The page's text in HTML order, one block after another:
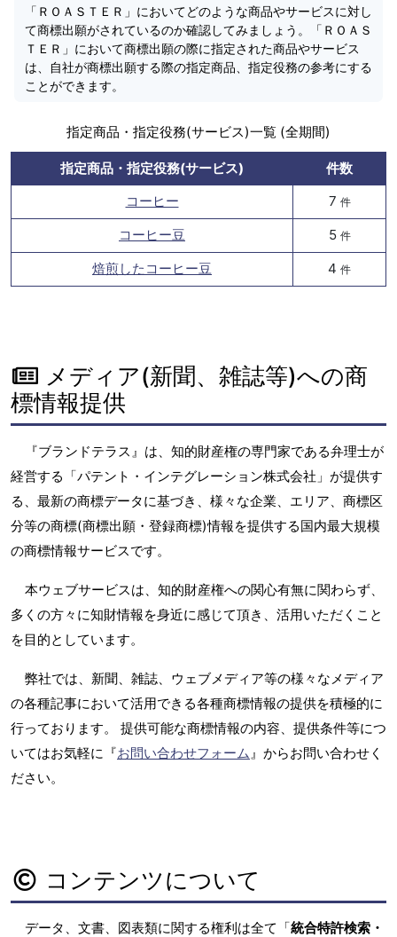
「ＲＯＡＳＴＥＲ」においてどのような商品やサービスに対し
て商標出願がされているのか確認してみましょう。「ＲＯＡＳ
ＴＥＲ」において商標出願の際に指定された商品やサービス
は、自社が商標出願する際の指定商品、指定役務の参考にする
ことができます。
指定商品・指定役務(サービス)一覧 (全期間)
指定商品・指定役務(サービス)
件数
コーヒー
7 件
コーヒー豆 5 件
焙煎したコーヒー豆 4 件
メディア(新聞、雑誌等)への商
標情報提供
『ブランドテラス』は、知的財産権の専門家である弁理士が
経営する「パテント・インテグレーション株式会社」が提供す
る、最新の商標データに基づき、様々な企業、エリア、商標区
分等の商標(商標出願・登録商標)情報を提供する国内最大規模
の商標情報サービスです。
本ウェブサービスは、知的財産権への関心有無に関わらず、
多くの方々に知財情報を身近に感じて頂き、活用いただくこと
を目的としています。
弊社では、新聞、雑誌、ウェブメディア等の様々なメディア
の各種記事において活用できる各種商標情報の提供を積極的に
行っております。 提供可能な商標情報の内容、提供条件等につ
いてはお気軽に『お問い合わせフォーム 』からお問い合わせく
ださい。
コンテンツについて
データ、文書、図表類に関する権利は全て「統合特許検索・